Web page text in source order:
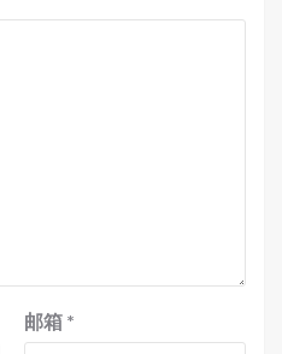
邮箱 *